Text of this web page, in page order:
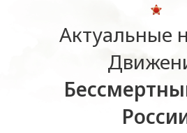
Актуальные